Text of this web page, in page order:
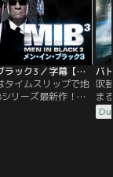
時代の上官スーザ
。
知
「
メン・イン・ブラック3／字幕【ウィル・スミス×トミー・リー・ジョーンズ】
タイムスリップで地
リーズ最新作！エ
“K”のコンビは日
ちを監視、取締り
バ
吹
ま
ョ
や